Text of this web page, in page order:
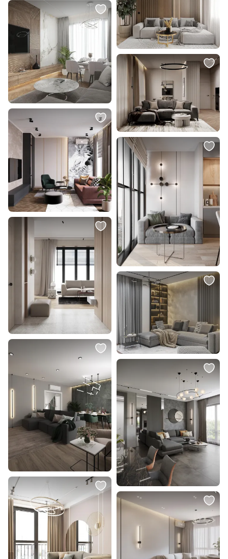
1 010 ₽ 505 ₽
Встраиваемый светильник LOFT
IT Chip 10338/A White
В корзину
620 ₽
Металлический встраиваемый
точечный светильник MR16
Ambrella A8931
В корзину
1 230 ₽
Встраиваемый точечный
светильник Elektrostandard Dial
110 MR16 белый
В корзину
1 800 ₽
Подушка декоративная RELAX
ОГОГО Обстановочка бежевый
BD-1907553
В корзину
1 800 ₽
Подушка декоративная RELAX
ОГОГО Обстановочка серый BD-
1907537
В корзину
999 ₽
Встраиваемый светильник
Lightstar Zocco LED 4000K 18W
В корзину
999 ₽
Встраиваемый светильник
Lightstar Zocco LED 3000K 18W
221182
В корзину